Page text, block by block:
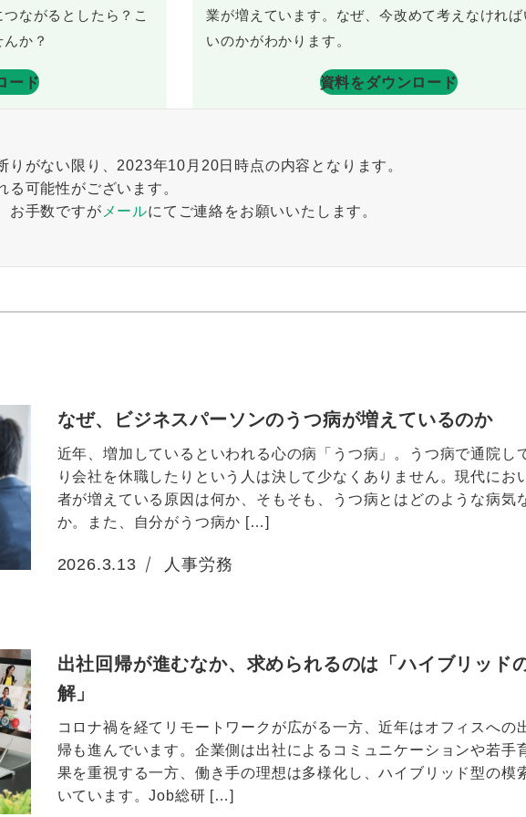
ながるとしたら？こ
か？
ード
業が増えています。なぜ、今改めて考えなけれ
いのかがわかります。
資料をダウンロード
りがない限り、2023年10月20日時点の内容となります。
る可能性がございます。
お手数ですが メールにてご連絡をお願いいたします。
なぜ、ビジネスパーソンのうつ病が増えているのか
近年、増加しているといわれる心の病「うつ病」。うつ病で通院し
り会社を休職したりという人は決して少なくありません。現代にお
者が増えている原因は何か、そもそも、うつ病とはどのような病気
か。また、自分がうつ病か […]
投稿日
2026.3.13 人事労務
出社回帰が進むなか、求められるのは「ハイブリッド
解」
コロナ禍を経てリモートワークが広がる一方、近年はオフィスへの
帰も進んでいます。企業側は出社によるコミュニケーションや若手
果を重視する一方、働き手の理想は多様化し、ハイブリッド型の模
いています。Job総研 […]